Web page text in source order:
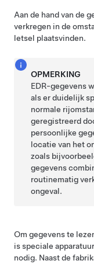
Aan de hand van de
verkregen in de
letsel plaatsvinden.
OPMERKING
EDR-gegevens
als er duidelijk
normale
geregistreerd
persoonlijke
locatie van het
zoals
gegevens
routinematig
ongeval.
Om gegevens te
is speciale
nodig. Naast de